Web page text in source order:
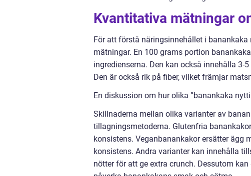
Kvantitativa mätningar
För att förstå näringsinnehållet i
mätningar. En 100 grams portion
ingredienserna. Den kan också innehålla 3-
Den är också rik på fiber, vilket främjar
En diskussion om hur olika ”banankaka
Skillnaderna mellan olika varianter av
tillagningsmetoderna. Glutenfria
konsistens. Veganbanankakor ersätter ägg
konsistens. Andra varianter kan innehålla
nötter för att ge extra crunch. Dessutom